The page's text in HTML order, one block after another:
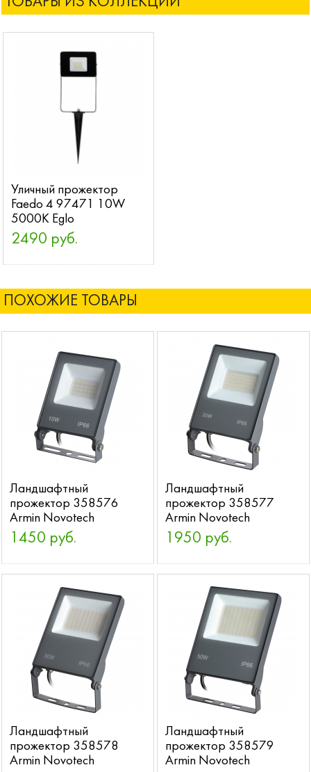
Уличный прожектор
Faedo 4 97471 10W
5000K Eglo
2490 руб.
ПОХОЖИЕ ТОВАРЫ
Ландшафтный
прожектор 358576
Armin Novotech
1450 руб.
Ландшафтный
прожектор 358577
Armin Novotech
1950 руб.
Ландшафтный
прожектор 358578
Armin Novotech
Ландшафтный
прожектор 358579
Armin Novotech